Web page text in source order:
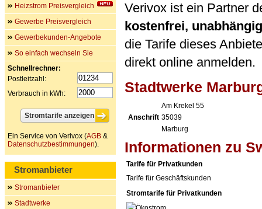
Verivox ist ein Partner
kostenfrei,
die Tarife dieses
direkt online anmelden.
Stadtwerke
Anschrift
Am Krekel 55
35039
Marburg
Informationen zu
Tarife für Privatkunden
Tarife für Geschäftskunden
Stromtarife für Privatkunden
Heizstrom Preisvergleich
Gewerbe Preisvergleich
Gewerbekunden-Angebote
So einfach wechseln Sie
Schnellrechner:
Postleitzahl:
Verbrauch in kWh:
Ein Service von Verivox (AGB &
Datenschutzbestimmungen).
Stromanbieter
Stromanbieter
Stadtwerke